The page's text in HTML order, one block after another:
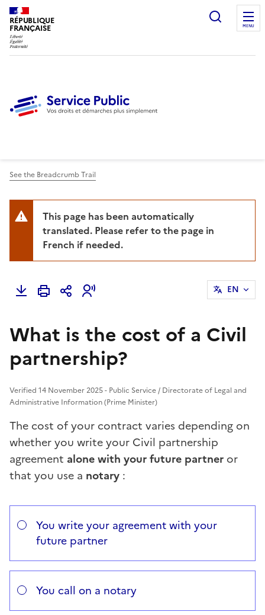
RÉPUBLIQUE
FRANÇAISE
Ouvrir
MENU
See the Breadcrumb Trail
This page has been automatically
translated. Please refer to the page in
French if needed.
EN
What is the cost of a Civil
partnership?
Verified 14 November 2025 - Public Service / Directorate of Legal and
Administrative Information (Prime Minister)
The cost of your contract varies depending on
whether you write your Civil partnership
agreement alone with your future partner or
that you use a notary :
Répondez aux questions successives et les réponses
Vous avez choisi
You write your agreement with your
future partner
You call on a notary